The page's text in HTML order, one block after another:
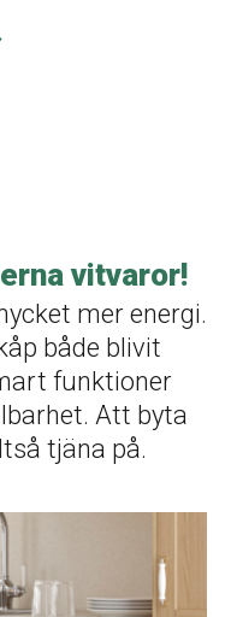
vitvaror!
mer energi.
både blivit
funktioner
Att byta
tjäna på.